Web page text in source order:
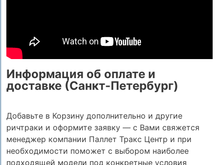
Информация об оплате и
доставке (Санкт-Петербург)
Добавьте в Корзину дополнительно и другие
ричтраки и оформите заявку — с Вами свяжется
менеджер компании Паллет Тракс Центр и при
необходимости поможет с выбором наиболее
подходящей модели под конкретные условия